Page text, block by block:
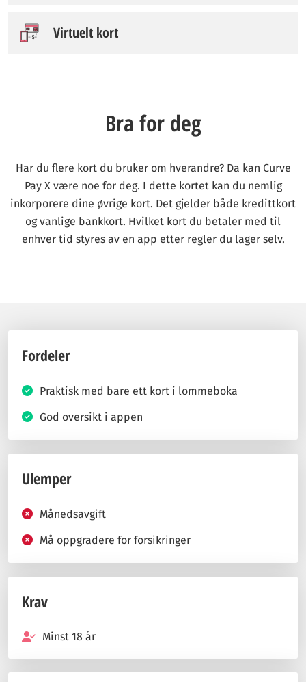
Virtuelt kort
Bra for deg
Har du flere kort du bruker om hverandre? Da kan Curve
Pay X være noe for deg. I dette kortet kan du nemlig
inkorporere dine øvrige kort. Det gjelder både kredittkort
og vanlige bankkort. Hvilket kort du betaler med til
enhver tid styres av en app etter regler du lager selv.
Fordeler
Praktisk med bare ett kort i lommeboka
God oversikt i appen
Ulemper
Månedsavgift
Må oppgradere for forsikringer
Krav
Minst 18 år